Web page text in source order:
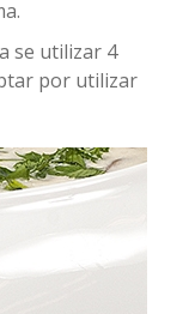
se utilizar 4
por utilizar